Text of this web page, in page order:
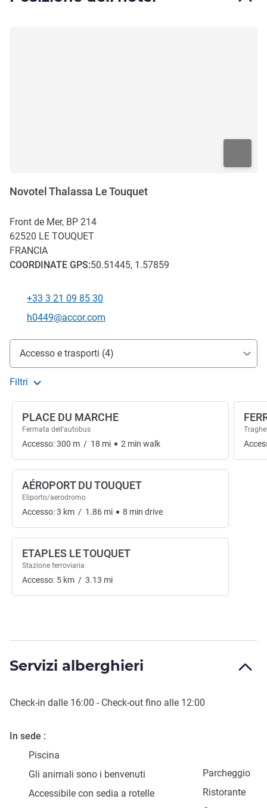
Novotel Thalassa Le Touquet
Front de Mer, BP 214
62520 LE TOUQUET
FRANCIA
COORDINATE GPS:50.51445, 1.57859
Telefono
+33 3 21 09 85 30
E-mail di contatto
h0449@accor.com
Accesso e trasporti
Accesso e trasporti (4)
Filtri
PLACE DU MARCHE
Fermata dell'autobus
Accesso:300 m / 18 mi 2 min walk
AÉROPORT DU TOUQUET
Eliporto/aerodromo
Accesso:3 km / 1.86 mi 8 min drive
ETAPLES LE TOUQUET
Stazione ferroviaria
Accesso: 5 km / 3.13 mi
Servizi alberghieri
Check-in dalle 16:00 - Check-out fino alle 12:00
In sede
Piscina
Parcheggio
Gli animali sono i benvenuti
Ristorante
Accessibile con sedia a rotelle